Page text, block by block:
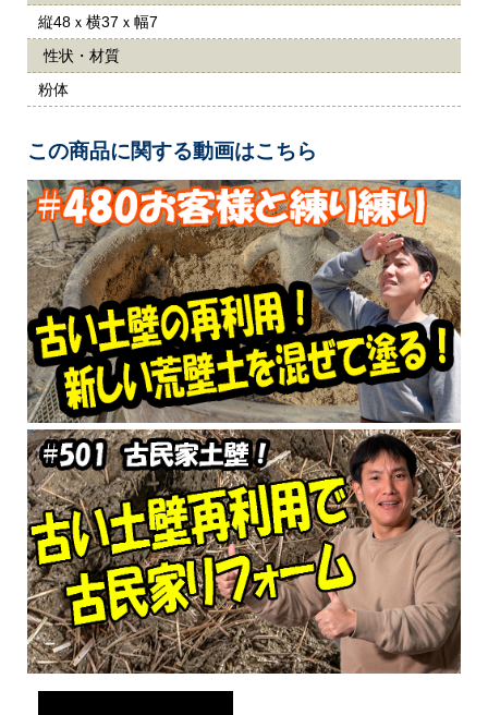
縦48ｘ横37ｘ幅7
性状・材質
粉体
この商品に関する動画はこちら